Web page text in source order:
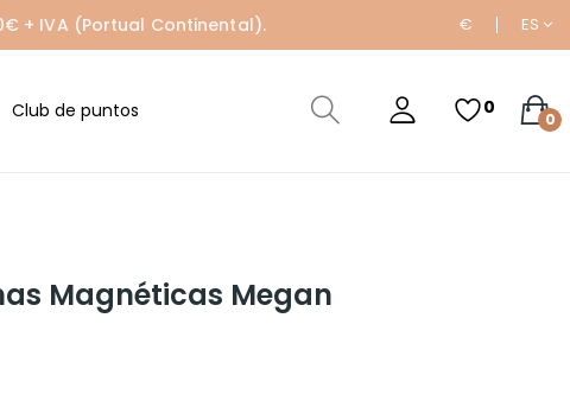
+ IVA (Portual Continental). € ES
Club de puntos 0
0
Magnéticas Megan